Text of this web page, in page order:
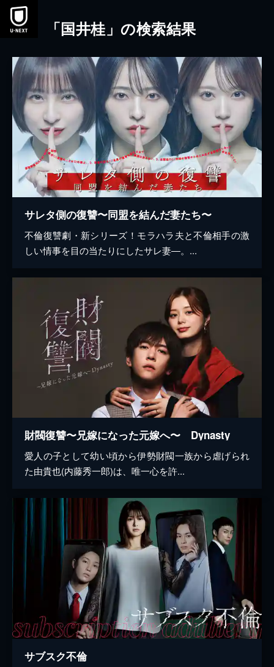
本文へスキップ
「国井桂」の検索結果
サレタ側の復讐〜同盟を結んだ妻たち〜
不倫復讐劇・新シリーズ！モラハラ夫と不倫相手の激
しい情事を目の当たりにしたサレ妻―。...
財閥復讐〜兄嫁になった元嫁へ〜 Dynasty
愛人の子として幼い頃から伊勢財閥一族から虐げられ
た由貴也(内藤秀一郎)は、唯一心を許...
サブスク不倫